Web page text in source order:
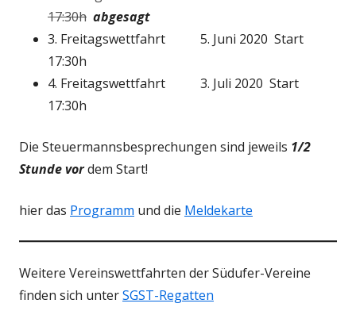
17:30h abgesagt
3. Freitagswettfahrt 5. Juni 2020 Start
17:30h
4. Freitagswettfahrt 3. Juli 2020 Start
17:30h
Die Steuermannsbesprechungen sind jeweils 1/2
Stunde vordem Start!
hier das Programm und die Meldekarte
Weitere Vereinswettfahrten der Südufer-Vereine
finden sich unterSGST-Regatten